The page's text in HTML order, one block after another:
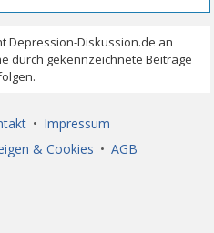
• Impressum
& Cookies • AGB